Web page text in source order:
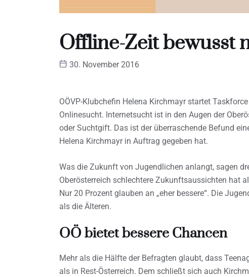
Offline-Zeit bewusst
30. November 2016
OÖVP-Klubchefin Helena Kirchmayr startet
Onlinesucht. Internetsucht ist in den Augen der
oder Suchtgift. Das ist der überraschende Befund
Helena Kirchmayr in Auftrag gegeben hat.
Was die Zukunft von Jugendlichen anlangt, sagen
Oberösterreich schlechtere Zukunftsaussichten hat
Nur 20 Prozent glauben an „eher bessere“. Die
als die Älteren.
OÖ bietet bessere Chancen
Mehr als die Hälfte der Befragten glaubt, dass
als in Rest-Österreich. Dem schließt sich auch